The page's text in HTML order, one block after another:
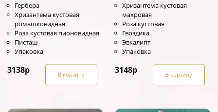
Гербера
Хризантема кустовая
ромашковидная
Роза кустовая пионовидная
Писташ
Упаковка
3138р В корзину
Хризантема кустовая
махровая
Роза кустовая
Гвоздика
Эвкалипт
Упаковка
3148р В корзину